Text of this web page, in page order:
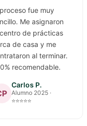
fue muy
Me asignaron
de prácticas
de casa y me
al terminar.
recomendable.
Carlos P.
Alumno 2025 ·
⭐⭐⭐⭐⭐